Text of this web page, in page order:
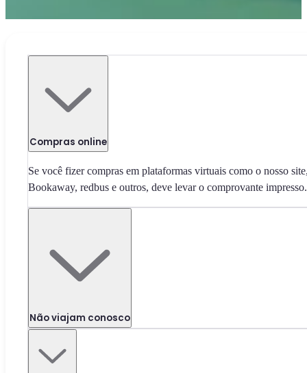
Compras online
Se você fizer compras em plataformas virtuais como o nosso
Bookaway, redbus e outros, deve levar o comprovante impresso.
Não viajam conosco